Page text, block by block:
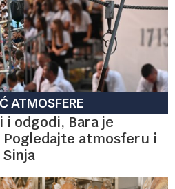
ATMOSFERE
i odgodi, Bara je
Pogledajte atmosferu i